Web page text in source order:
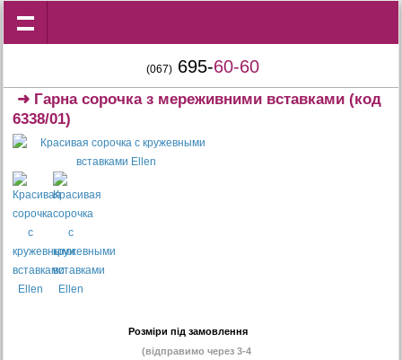
(067) 695-60-60
➜ Гарна сорочка з мереживними вставками (код
6338/01)
Розміри під замовлення
(відправимо через 3-4